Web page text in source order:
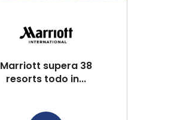
Marriott supera 38
resorts todo in...